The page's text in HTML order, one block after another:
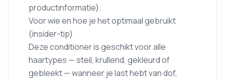
productinformatie).
Voor wie en hoe je het optimaal gebruikt
(insider-tip)
Deze conditioner is geschikt voor alle
haartypes — steil, krullend, gekleurd of
gebleekt — wanneer je last hebt van dof,